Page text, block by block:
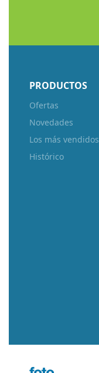
PRODUCTOS
Ofertas
Novedades
Los más vendidos
Histórico